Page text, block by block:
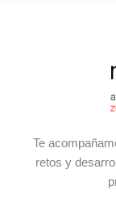
Te
retos y